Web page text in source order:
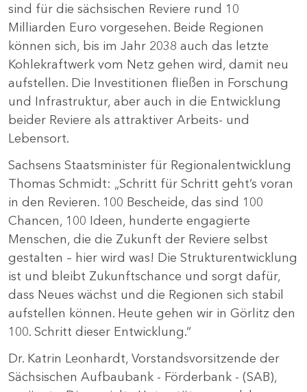
sind für die sächsischen Reviere rund 10
Milliarden Euro vorgesehen. Beide Regionen
können sich, bis im Jahr 2038 auch das letzte
Kohlekraftwerk vom Netz gehen wird, damit neu
aufstellen. Die Investitionen fließen in Forschung
und Infrastruktur, aber auch in die Entwicklung
beider Reviere als attraktiver Arbeits- und
Lebensort.
Sachsens Staatsminister für Regionalentwicklung
Thomas Schmidt: „Schritt für Schritt geht’s voran
in den Revieren. 100 Bescheide, das sind 100
Chancen, 100 Ideen, hunderte engagierte
Menschen, die die Zukunft der Reviere selbst
gestalten – hier wird was! Die Strukturentwicklung
ist und bleibt Zukunftschance und sorgt dafür,
dass Neues wächst und die Regionen sich stabil
aufstellen können. Heute gehen wir in Görlitz den
100. Schritt dieser Entwicklung.“
Dr. Katrin Leonhardt, Vorstandsvorsitzende der
Sächsischen Aufbaubank - Förderbank - (SAB),